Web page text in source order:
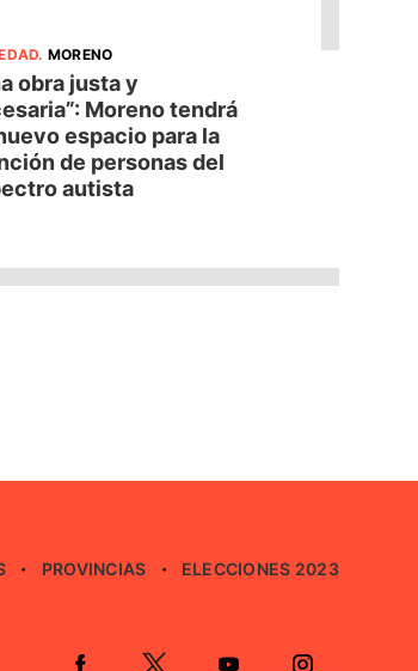
. MORENO
obra justa y
Moreno tendrá
espacio para la
de personas del
autista
PROVINCIAS ELECCIONES 2023